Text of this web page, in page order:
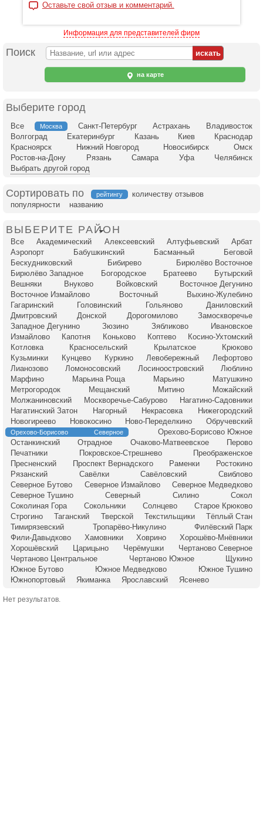
Оставьте свой отзыв и комментарий.
Информация для представителей фирм
Поиск
на карте
Выберите город
Все Москва Санкт-Петербург Астрахань
Владивосток
Волгоград
Екатеринбург Казань Киев
Краснодар
Красноярск
Нижний Новгород Новосибирск
Омск
Ростов-на-Дону
Рязань Самара Уфа
Челябинск
Выбрать другой город
Сортировать по рейтингу
количеству отзывов
популярности
названию
ВЫБЕРИТЕ РАЙОН
Все Академический Алексеевский Алтуфьевский
Арбат
Аэропорт
Бабушкинский Басманный
Беговой
Бескудниковский
Бибирево
Бирюлёво Восточное
Бирюлёво Западное
Богородское Братеево
Бутырский
Вешняки
Внуково Войковский
Восточное Дегунино
Восточное Измайлово
Восточный
Выхино-Жулебино
Гагаринский
Головинский Гольяново
Даниловский
Дмитровский
Донской Дорогомилово
Замоскворечье
Западное Дегунино
Зюзино Зябликово
Ивановское
Измайлово
Капотня Коньково Коптево
Косино-Ухтомский
Котловка
Красносельский Крылатское
Крюково
Кузьминки
Кунцево Куркино Левобережный
Лефортово
Лианозово
Ломоносовский Лосиноостровский
Люблино
Марфино
Марьина Роща Марьино
Матушкино
Метрогородок
Мещанский Митино
Можайский
Молжаниновский
Москворечье-Сабурово
Нагатино-Садовники
Нагатинский Затон
Нагорный Некрасовка
Нижегородский
Новогиреево
Новокосино Ново-Переделкино Обручевский
Орехово-Борисово Северное
Орехово-Борисово Южное
Останкинский
Отрадное Очаково-Матвеевское
Перово
Печатники
Покровское-Стрешнево
Преображенское
Пресненский
Проспект Вернадского Раменки
Ростокино
Рязанский
Савёлки Савёловский
Свиблово
Северное Бутово
Северное Измайлово
Северное Медведково
Северное Тушино
Северный Силино
Сокол
Соколиная Гора
Сокольники Солнцево
Старое Крюково
Строгино
Таганский Тверской Текстильщики
Тёплый Стан
Тимирязевский
Тропарёво-Никулино
Филёвский Парк
Фили-Давыдково
Хамовники Ховрино
Хорошёво-Мнёвники
Хорошёвский
Царицыно Черёмушки
Чертаново Северное
Чертаново Центральное
Чертаново Южное
Щукино
Южное Бутово
Южное Медведково
Южное Тушино
Южнопортовый
Якиманка Ярославский Ясенево
Нет результатов.